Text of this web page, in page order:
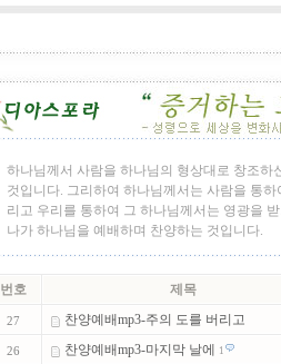
하나님께서 사람을 하나님의 형상대로 창조
것입니다. 그리하여 하나님께서는 사람을 통
리고 우리를 통하여 그 하나님께서는 영광을
나가 하나님을 예배하며 찬양하는 것입니다.
번호 제목
27 찬양예배mp3-주의 도를 버리고
26 찬양예배mp3-마지막 날에 1